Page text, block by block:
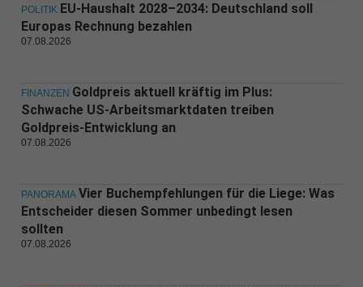
POLITIK EU-Haushalt 2028–2034: Deutschland soll
Europas Rechnung bezahlen
07.08.2026
FINANZEN Goldpreis aktuell kräftig im Plus:
Schwache US-Arbeitsmarktdaten treiben
Goldpreis-Entwicklung an
07.08.2026
PANORAMA Vier Buchempfehlungen für die Liege: Was
Entscheider diesen Sommer unbedingt lesen
sollten
07.08.2026